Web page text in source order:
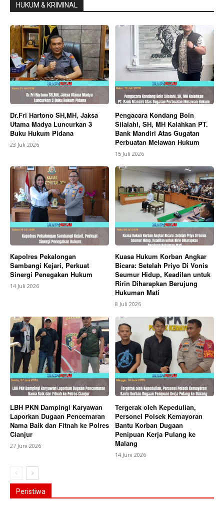
HUKUM & KRIMINAL
Dr.Fri Hartono SH,MH, Jaksa
Utama Madya Luncurkan 3
Buku Hukum Pidana
23 Juli 2026
Pengacara Kondang Boin
Silalahi, SH, MH Kalahkan PT.
Bank Mandiri Atas Gugatan
Perbuatan Melawan Hukum
15 Juli 2026
Kapolres Pekalongan
Sambangi Kejari, Perkuat
Sinergi Penegakan Hukum
14 Juli 2026
Kuasa Hukum Korban Angkar
Bicara: Setelah Priyo Di Vonis
Seumur Hidup, Keadilan untuk
Ririn Diharapkan Berujung
Hukuman Mati
8 Juli 2026
LBH PKN Dampingi Karyawan
Laporkan Dugaan Pencemaran
Nama Baik dan Fitnah ke Polres
Cianjur
27 Juni 2026
Tergerak oleh Kepedulian,
Personel Polsek Kemayoran
Bantu Korban Dugaan
Penipuan Kerja Pulang ke
Malang
14 Juni 2026
Peristiwa